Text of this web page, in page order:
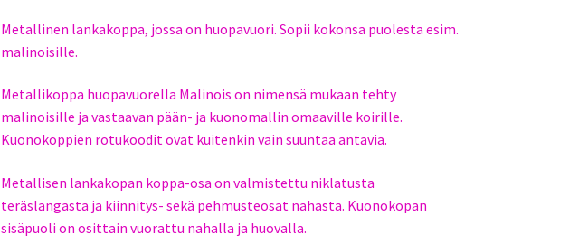
Metallinen lankakoppa, jossa on huopavuori. Sopii kokonsa puolesta esim.
malinoisille.
Metallikoppa huopavuorella Malinois on nimensä mukaan tehty
malinoisille ja vastaavan pään- ja kuonomallin omaaville koirille.
Kuonokoppien rotukoodit ovat kuitenkin vain suuntaa antavia.
Metallisen lankakopan koppa-osa on valmistettu niklatusta
teräslangasta ja kiinnitys- sekä pehmusteosat nahasta. Kuonokopan
sisäpuoli on osittain vuorattu nahalla ja huovalla.